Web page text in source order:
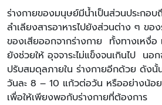
ร่างกายของมนุษย์มีน้ำเป็นส่วนประกอ
ลำเลียงสารอาหารไปยังส่วนต่าง ๆ ขอ
ของเสียออกจากร่างกาย ทั้งทางเหงื่
ยังช่วยให้ อุจจาระไม่แข็งจนเกินไป นอ
ปรับสมดุลภายใน ร่างกายอีกด้วย ดังนั้น
วันละ 8 – 10 แก้วต่อวัน หรืออย่างน้
เพื่อให้เพียงพอกับร่างกายที่ต้องการ